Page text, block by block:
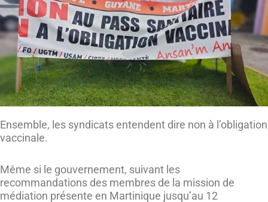
Ensemble, les syndicats entendent dire non à l’obligation
vaccinale.
Même si le gouvernement, suivant les
recommandations des membres de la mission de
médiation présente en Martinique jusqu’au 12